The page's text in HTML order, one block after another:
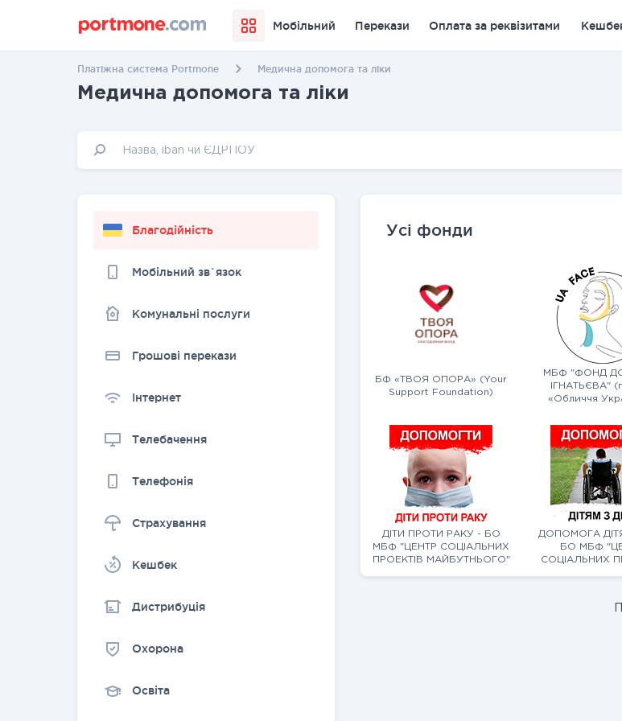
Мобільний Перекази Оплата за реквізитами
Платіжна система Portmone Медична допомога та ліки
Медична допомога та ліки
Благодійність
Мобільний зв`язок
Комунальні послуги
Грошовi перекази
Інтернет
Телебачення
Телефонія
Страхування
Kешбек
Дистрибуція
Охорона
Освіта
Усі фонди
БФ «ТВОЯ ОПОРА» (Your
Support Foundation)
МБФ "ФОНД
ІГНАТЬЄВА"
«Обличчя
ДІТИ ПРОТИ РАКУ - БО
МБФ "ЦЕНТР СОЦІАЛЬНИХ
ПРОЕКТІВ МАЙБУТНЬОГО"
ДОПОМОГА
БО МБФ
СОЦІАЛЬНИХ